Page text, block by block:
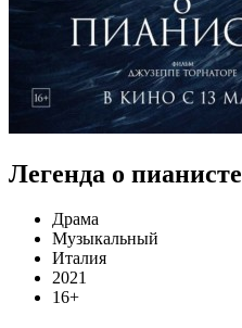
Легенда о пианисте
Драма
Музыкальный
Италия
2021
16+